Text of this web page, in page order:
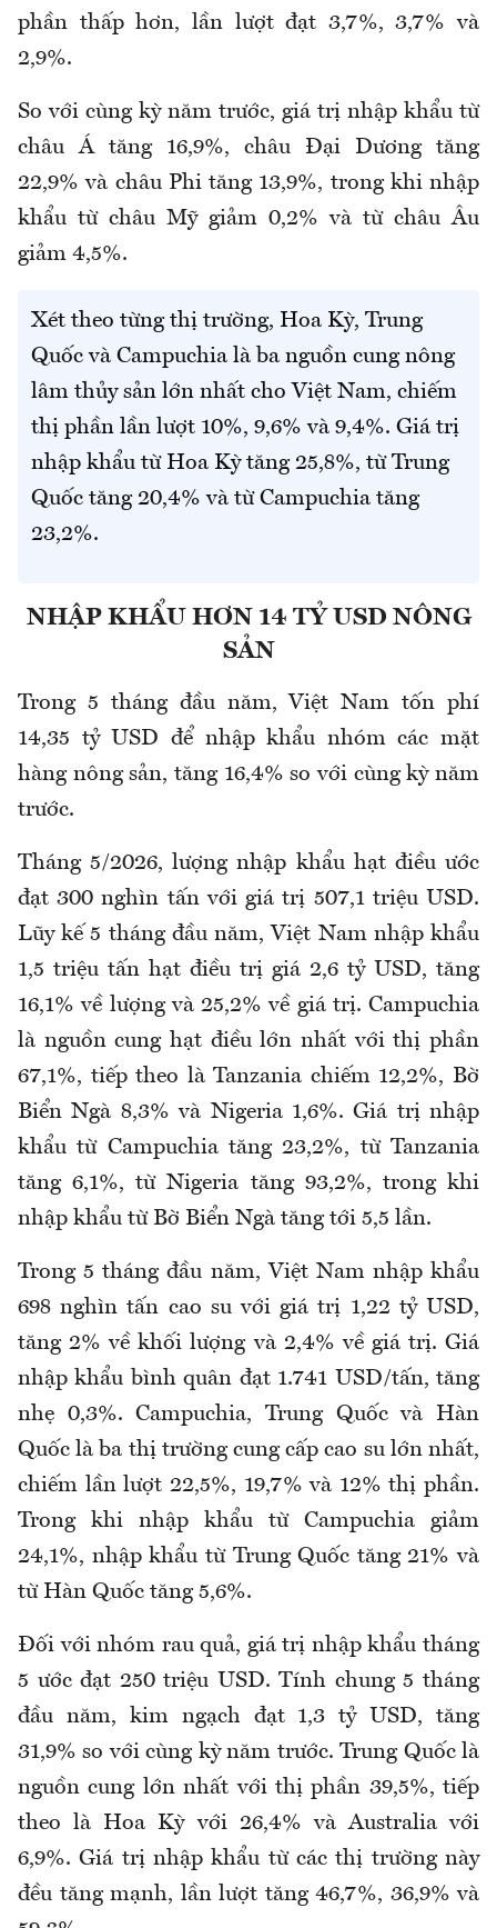
phần thấp hơn, lần lượt đạt 3,7%, 3,7% và
2,9%.
So với cùng kỳ năm trước, giá trị nhập khẩu từ
châu Á tăng 16,9%, châu Đại Dương tăng
22,9% và châu Phi tăng 13,9%, trong khi nhập
khẩu từ châu Mỹ giảm 0,2% và từ châu Âu
giảm 4,5%.
Xét theo từng thị trường, Hoa Kỳ, Trung
Quốc và Campuchia là ba nguồn cung nông
lâm thủy sản lớn nhất cho Việt Nam, chiếm
thị phần lần lượt 10%, 9,6% và 9,4%. Giá trị
nhập khẩu từ Hoa Kỳ tăng 25,8%, từ Trung
Quốc tăng 20,4% và từ Campuchia tăng
23,2%.
NHẬP KHẨU HƠN 14 TỶ USD NÔNG
SẢN
Trong 5 tháng đầu năm, Việt Nam tốn phí
14,35 tỷ USD để nhập khẩu nhóm các mặt
hàng nông sản, tăng 16,4% so với cùng kỳ năm
trước.
Tháng 5/2026, lượng nhập khẩuhạt điềuước
đạt 300 nghìn tấn với giá trị 507,1 triệu USD.
Lũy kế 5 tháng đầu năm, Việt Nam nhập khẩu
1,5 triệu tấn hạt điều trị giá 2,6 tỷ USD, tăng
16,1% về lượng và 25,2% về giá trị. Campuchia
là nguồn cunghạt điềulớn nhất với thị phần
67,1%, tiếp theo là Tanzania chiếm 12,2%, Bờ
Biển Ngà 8,3% và Nigeria 1,6%. Giá trị nhập
khẩu từ Campuchia tăng 23,2%, từ Tanzania
tăng 6,1%, từ Nigeria tăng 93,2%, trong khi
nhập khẩu từ Bờ Biển Ngà tăng tới 5,5 lần.
Trong 5 tháng đầu năm, Việt Nam nhập khẩu
698 nghìn tấn cao su với giá trị 1,22 tỷ USD,
tăng 2% về khối lượng và 2,4% về giá trị. Giá
nhập khẩu bình quân đạt 1.741 USD/tấn, tăng
nhẹ 0,3%.
Campuchia, Trung Quốc và Hàn
Quốc là ba thị trường cung cấp cao su lớn nhất,
chiếm lần lượt 22,5%, 19,7% và 12% thị phần.
Trong khi nhập khẩu từ Campuchia giảm
24,1%, nhập khẩu từ Trung Quốc tăng 21% và
từ Hàn Quốc tăng 5,6%.
Đối với nhóm rau quả, giá trị nhập khẩu tháng
5 ước đạt 250 triệu USD. Tính chung 5 tháng
đầu năm, kim ngạch đạt 1,3 tỷ USD, tăng
31,9% so với cùng kỳ năm trước. Trung Quốc là
nguồn cung lớn nhất với thị phần 39,5%, tiếp
theo là Hoa Kỳ với 26,4% và Australia với
6,9%. Giá trị nhập khẩu từ các thị trường này
đều tăng mạnh, lần lượt tăng 46,7%, 36,9% và